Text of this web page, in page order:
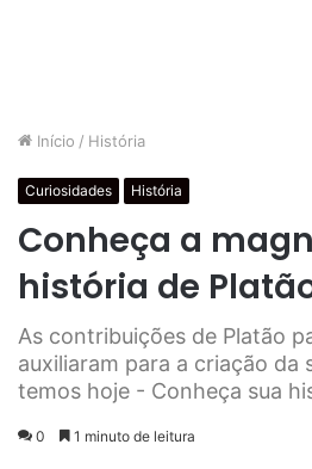
Início / História
Curiosidades História
Conheça a
história de
As contribuições de Platão
auxiliaram para a criação da
temos hoje - Conheça sua
0 1 minuto de leitura